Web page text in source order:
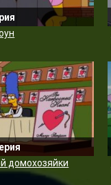
домохозяйки